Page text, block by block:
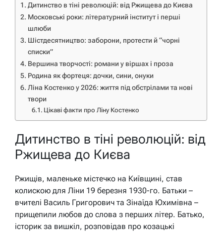
Дитинство в тіні революцій: від Ржищева до Києва
Московські роки: літературний інститут і перші
шлюби
Шістдесятництво: заборони, протести й “чорні
списки”
Вершина творчості: романи у віршах і проза
Родина як фортеця: дочки, сини, онуки
Ліна Костенко у 2026: життя під обстрілами та нові
твори
Цікаві факти про Ліну Костенко
Дитинство в тіні революцій: від
Ржищева до Києва
Ржищів, маленьке містечко на Київщині, став
колискою для Ліни 19 березня 1930-го. Батьки –
вчителі Василь Григорович та Зінаїда Юхимівна –
прищепили любов до слова з перших літер. Батько,
історик за вишкіл, розповідав про козацькі